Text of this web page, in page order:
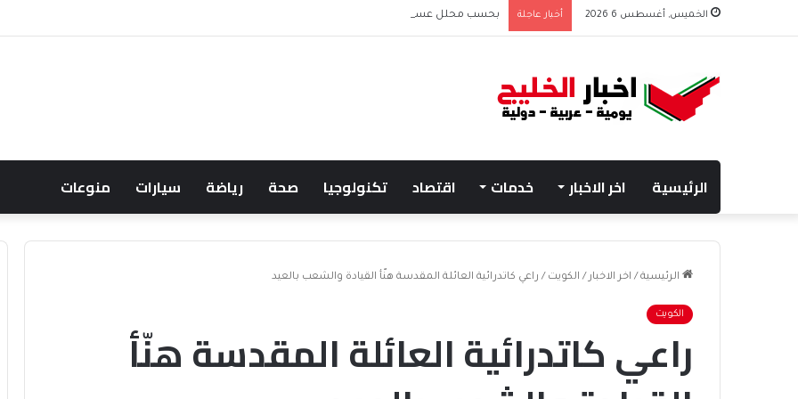
الخميس, أغسطس 6 2026 أخبار عاجلة بحسب محلل عسكري التحالف البحري السعودي يعزز أمن الملاحة الإقليمية والدولية
الرئيسية اخر الاخبار خدمات اقتصاد تكنولوجيا صحة رياضة سيارات منوعات
الرئيسية / اخر الاخبار / الكويت / راعي كاتدرائية العائلة المقدسة هنّأ القيادة والشعب بالعيد
الكويت
راعي كاتدرائية العائلة المقدسة هنّأ